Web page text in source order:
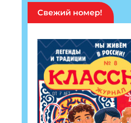
Свежий номер!